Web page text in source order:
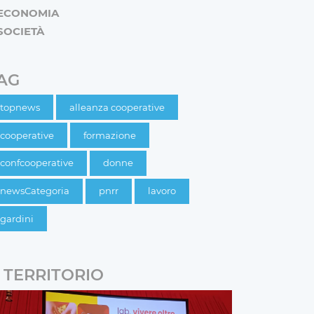
topnews alleanza cooperative
cooperative formazione
confcooperative donne
newsCategoria pnrr lavoro
gardini
TERRITORIO